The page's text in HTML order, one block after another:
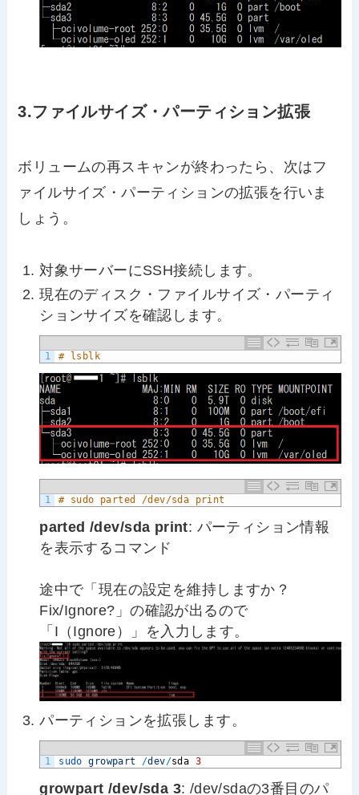
3.ファイルサイズ・パーティション拡張
ボリュームの再スキャンが終わったら、次はフ
ァイルサイズ・パーティションの拡張を行いま
しょう。
対象サーバーにSSH接続します。
現在のディスク・ファイルサイズ・パーティ
ションサイズを確認します。
1 # lsblk
1 # sudo parted /dev/sda print
parted /dev/sda print: パーティション情報
を表示するコマンド
途中で「現在の設定を維持しますか？
Fix/Ignore?」の確認が出るので
「I（Ignore）」を入力します。
パーティションを拡張します。
1 sudo growpart /dev/sda 3
growpart /dev/sda 3: /dev/sdaの3番目のパ